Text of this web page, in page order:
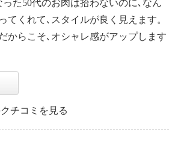
た50代のお肉は拾わないのに､なん
てくれて､スタイルが良く見えます。
からこそ､オシャレ感がアップします
チコミを見る